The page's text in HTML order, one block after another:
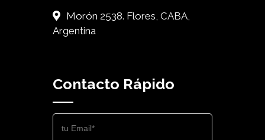
Morón 2538. Flores, CABA,
Argentina
Contacto Rápido